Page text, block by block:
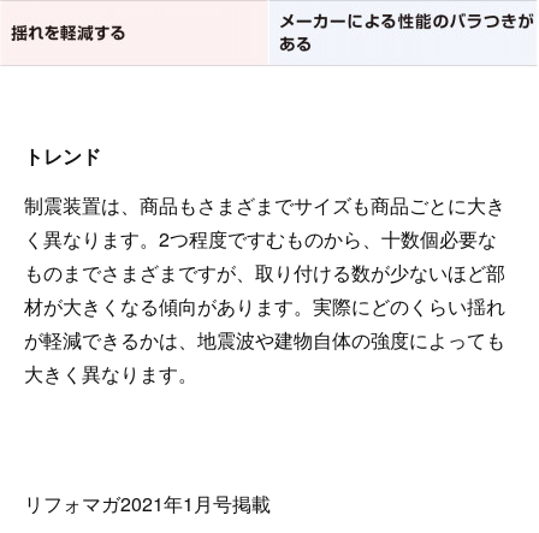
トレンド
制震装置は、商品もさまざまでサイズも商品ごとに大き
く異なります。2つ程度ですむものから、十数個必要な
ものまでさまざまですが、取り付ける数が少ないほど部
材が大きくなる傾向があります。実際にどのくらい揺れ
が軽減できるかは、地震波や建物自体の強度によっても
大きく異なります。
リフォマガ2021年1月号掲載